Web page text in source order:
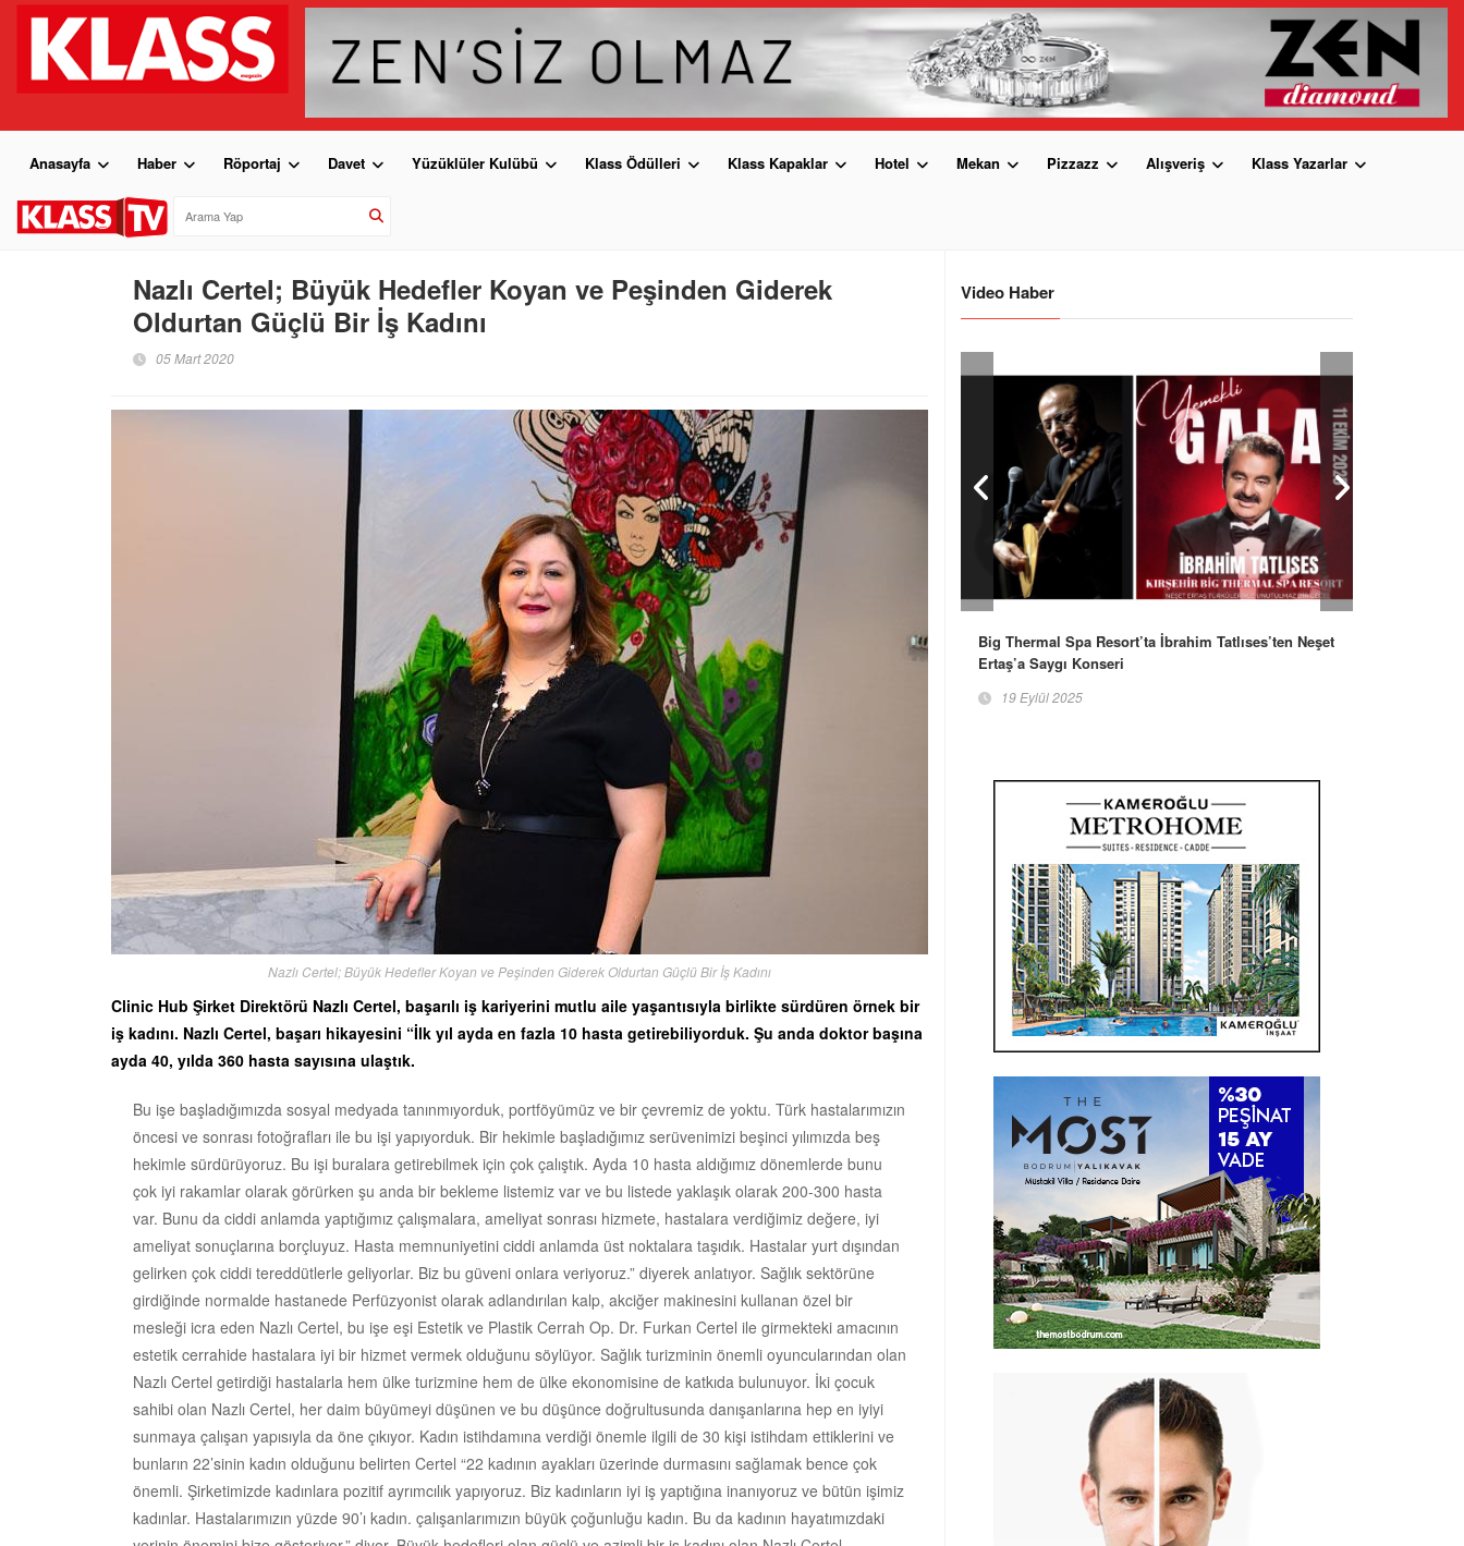
Anasayfa Haber Röportaj Davet Yüzüklüler Kulübü Klass Ödülleri Klass Kapaklar Hotel Mekan Pizzazz Alışveriş Klass Yazarlar
Nazlı Certel; Büyük Hedefler Koyan ve Peşinden Giderek
Oldurtan Güçlü Bir İş Kadını
05 Mart 2020
Nazlı Certel; Büyük Hedefler Koyan ve Peşinden Giderek Oldurtan Güçlü Bir İş Kadını
Clinic Hub Şirket Direktörü Nazlı Certel, başarılı iş kariyerini mutlu aile yaşantısıyla birlikte sürdüren örnek bir
iş kadını. Nazlı Certel, başarı hikayesini “İlk yıl ayda en fazla 10 hasta getirebiliyorduk. Şu anda doktor başına
ayda 40, yılda 360 hasta sayısına ulaştık.
Bu işe başladığımızda sosyal medyada tanınmıyorduk, portföyümüz ve bir çevremiz de yoktu. Türk hastalarımızın
öncesi ve sonrası fotoğrafları ile bu işi yapıyorduk. Bir hekimle başladığımız serüvenimizi beşinci yılımızda beş
hekimle sürdürüyoruz. Bu işi buralara getirebilmek için çok çalıştık. Ayda 10 hasta aldığımız dönemlerde bunu
çok iyi rakamlar olarak görürken şu anda bir bekleme listemiz var ve bu listede yaklaşık olarak 200-300 hasta
var. Bunu da ciddi anlamda yaptığımız çalışmalara, ameliyat sonrası hizmete, hastalara verdiğimiz değere, iyi
ameliyat sonuçlarına borçluyuz. Hasta memnuniyetini ciddi anlamda üst noktalara taşıdık. Hastalar yurt dışından
gelirken çok ciddi tereddütlerle geliyorlar. Biz bu güveni onlara veriyoruz.” diyerek anlatıyor. Sağlık sektörüne
girdiğinde normalde hastanede Perfüzyonist olarak adlandırılan kalp, akciğer makinesini kullanan özel bir
mesleği icra eden Nazlı Certel, bu işe eşi Estetik ve Plastik Cerrah Op. Dr. Furkan Certel ile girmekteki amacının
estetik cerrahide hastalara iyi bir hizmet vermek olduğunu söylüyor. Sağlık turizminin önemli oyuncularından olan
Nazlı Certel getirdiği hastalarla hem ülke turizmine hem de ülke ekonomisine de katkıda bulunuyor. İki çocuk
sahibi olan Nazlı Certel, her daim büyümeyi düşünen ve bu düşünce doğrultusunda danışanlarına hep en iyiyi
sunmaya çalışan yapısıyla da öne çıkıyor. Kadın istihdamına verdiği önemle ilgili de 30 kişi istihdam ettiklerini ve
bunların 22’sinin kadın olduğunu belirten Certel “22 kadının ayakları üzerinde durmasını sağlamak bence çok
önemli. Şirketimizde kadınlara pozitif ayrımcılık yapıyoruz. Biz kadınların iyi iş yaptığına inanıyoruz ve bütün işimiz
kadınlar. Hastalarımızın yüzde 90’ı kadın. çalışanlarımızın büyük çoğunluğu kadın. Bu da kadının hayatımızdaki
Video Haber
Big Thermal Spa Resort’ta İbrahim Tatlıses’ten Neşet
Ertaş’a Saygı Konseri
19 Eylül 2025